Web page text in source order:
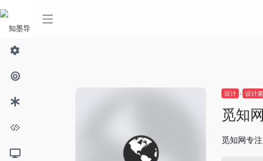
设计 设计
觅知网
觅知网专